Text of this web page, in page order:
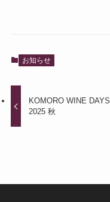
お知らせ
KOMORO WINE DAYS
2025 秋